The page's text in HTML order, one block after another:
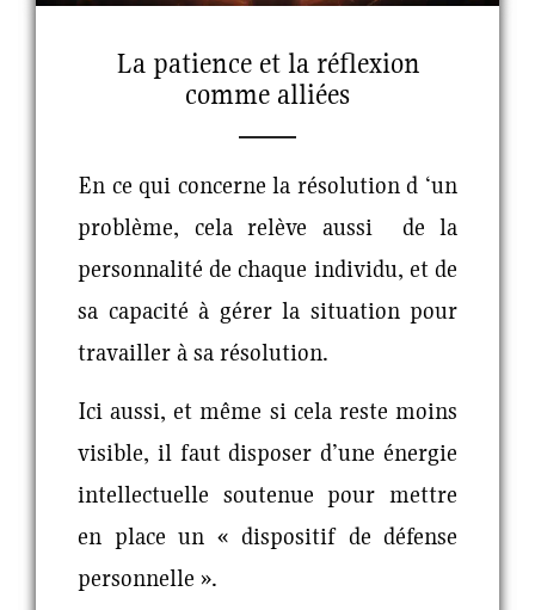
La patience et la réflexion
comme alliées
En ce qui concerne la résolution d ‘un
problème, cela relève aussi de la
personnalité de chaque individu, et de
sa capacité à gérer la situation pour
travailler à sa résolution.
Ici aussi, et même si cela reste moins
visible, il faut disposer d’une énergie
intellectuelle soutenue pour mettre
en place un « dispositif de défense
personnelle ».